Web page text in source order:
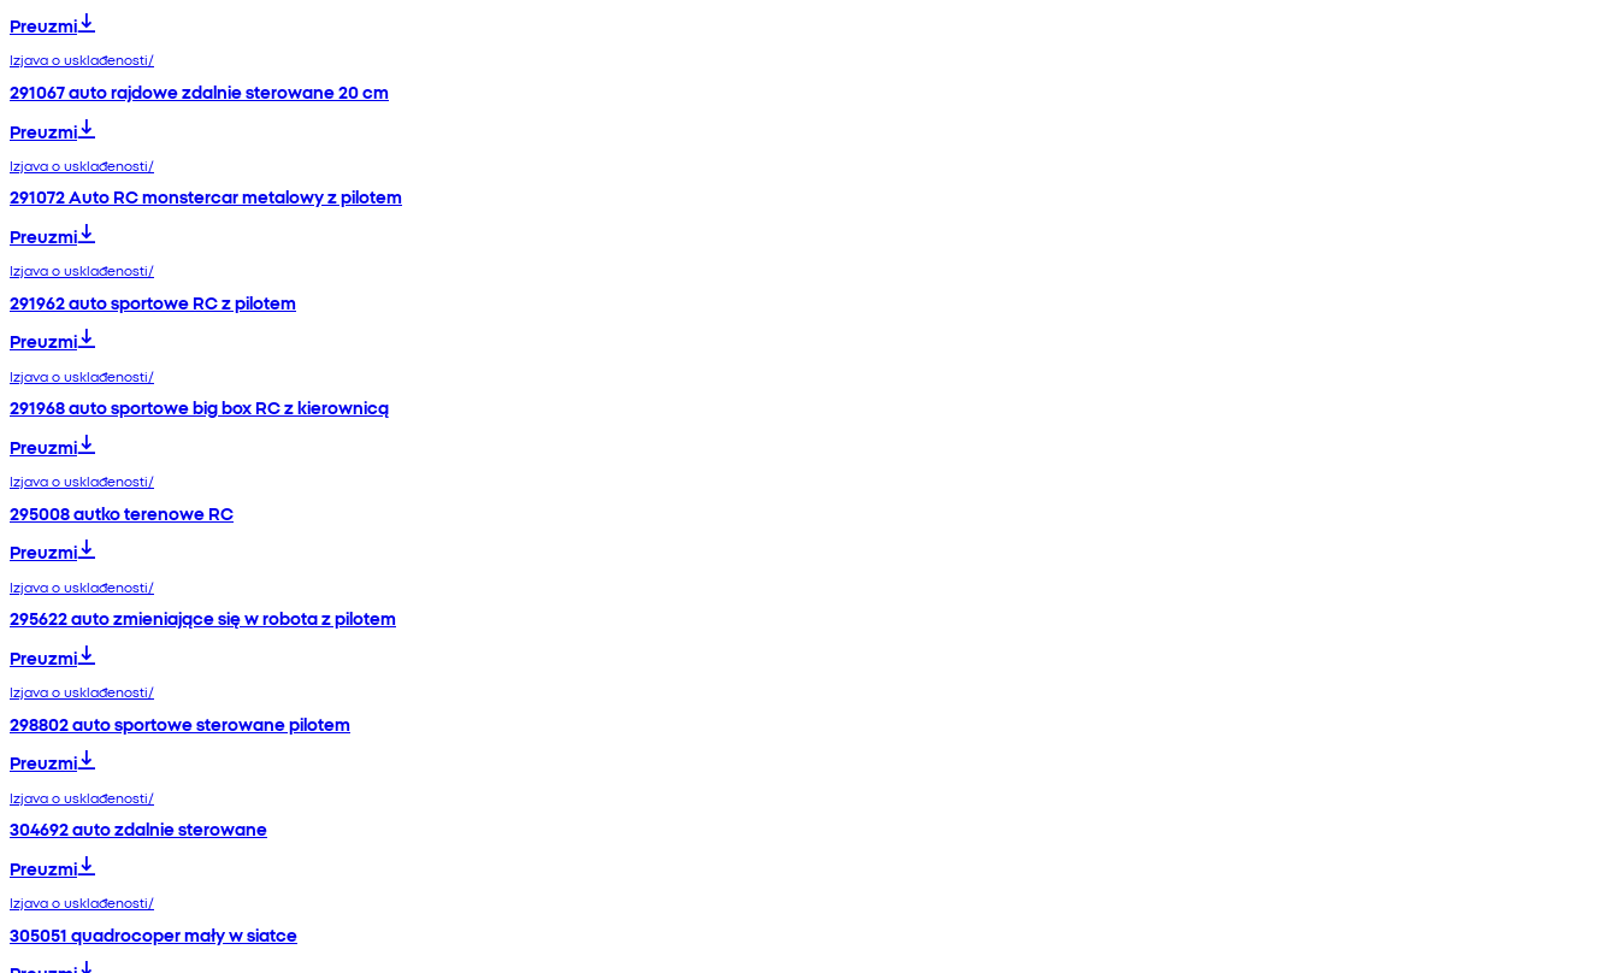
Preuzmi
Izjava o usklađenosti/
291067 auto rajdowe zdalnie sterowane 20 cm
Preuzmi
Izjava o usklađenosti/
291072 Auto RC monstercar metalowy z pilotem
Preuzmi
Izjava o usklađenosti/
291962 auto sportowe RC z pilotem
Preuzmi
Izjava o usklađenosti/
291968 auto sportowe big box RC z kierownicą
Preuzmi
Izjava o usklađenosti/
295008 autko terenowe RC
Preuzmi
Izjava o usklađenosti/
295622 auto zmieniające się w robota z pilotem
Preuzmi
Izjava o usklađenosti/
298802 auto sportowe sterowane pilotem
Preuzmi
Izjava o usklađenosti/
304692 auto zdalnie sterowane
Preuzmi
Izjava o usklađenosti/
305051 quadrocoper mały w siatce